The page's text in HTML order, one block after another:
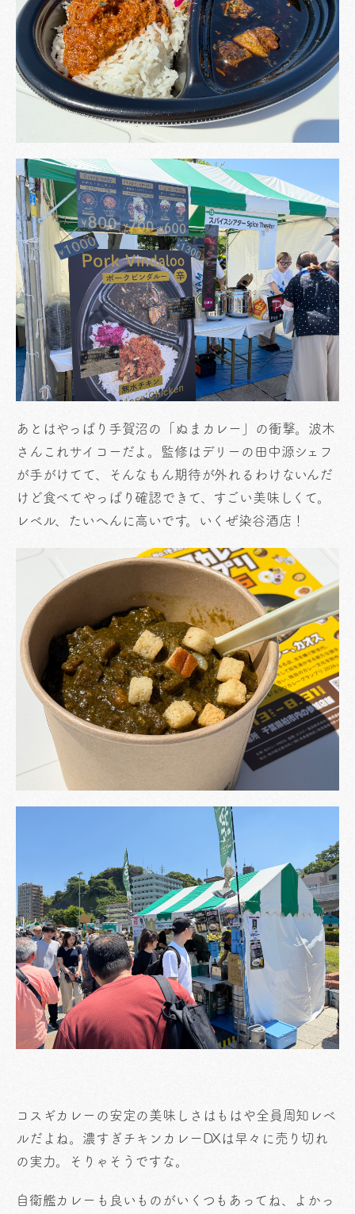
あとはやっぱり手賀沼の「ぬまカレー」の衝撃。波木
さんこれサイコーだよ。監修はデリーの田中源シェフ
が手がけてて、そんなもん期待が外れるわけないんだ
けど食べてやっぱり確認できて、すごい美味しくて。
レベル、たいへんに高いです。いくぜ染谷酒店！
コスギカレーの安定の美味しさはもはや全員周知レベ
ルだよね。濃すぎチキンカレーDXは早々に売り切れ
の実力。そりゃそうですな。
自衛艦カレーも良いものがいくつもあってね、よかっ